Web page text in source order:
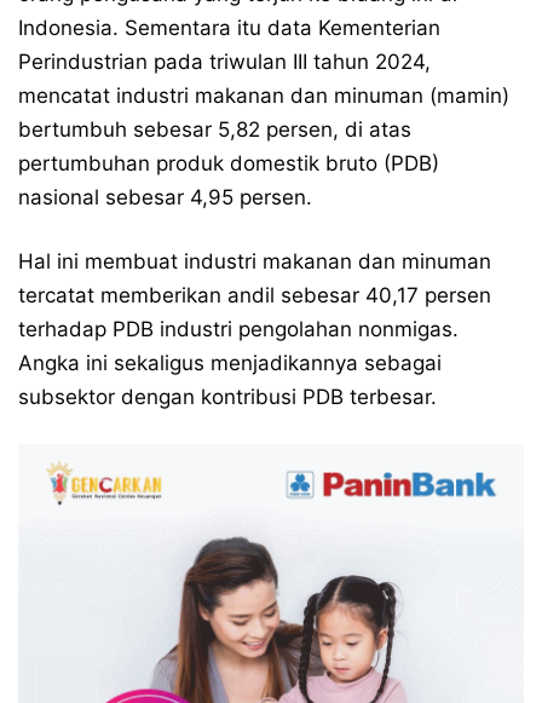
Indonesia. Sementara itu data Kementerian
Perindustrian pada triwulan III tahun 2024,
mencatat industri makanan dan minuman (mamin)
bertumbuh sebesar 5,82 persen, di atas
pertumbuhan produk domestik bruto (PDB)
nasional sebesar 4,95 persen.
Hal ini membuat industri makanan dan minuman
tercatat memberikan andil sebesar 40,17 persen
terhadap PDB industri pengolahan nonmigas.
Angka ini sekaligus menjadikannya sebagai
subsektor dengan kontribusi PDB terbesar.